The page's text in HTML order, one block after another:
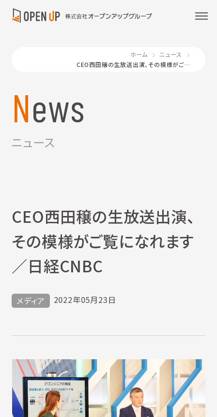
ホーム
ニュース
CEO西田穣の生放送出演、その模様がご覧になれます／日経CNBC
News
ニュース
CEO西田穣の生放送出演、
その模様がご覧になれます
／日経CNBC
メディア 2022年05月23日